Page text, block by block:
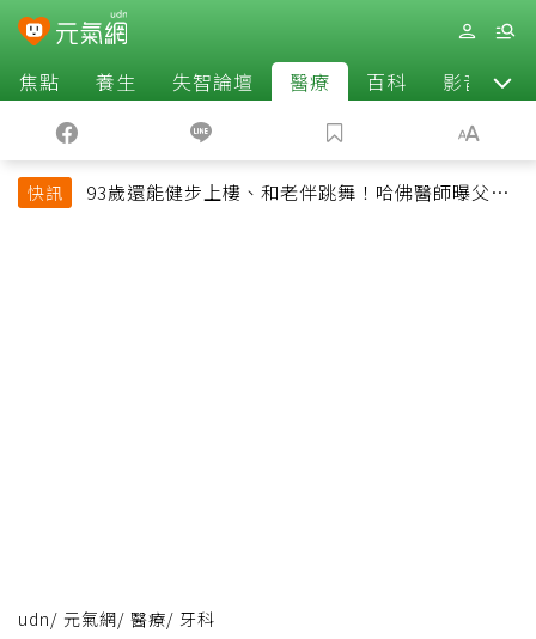
焦點 養生 失智論壇 醫療 百科 影音
快訊
93歲還能健步上樓、和老伴跳舞！哈佛醫師曝父親
udn/ 元氣網/ 醫療/ 牙科